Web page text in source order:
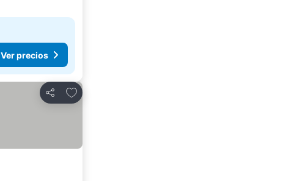
Ver precios
Compartir
Agregar a favoritos